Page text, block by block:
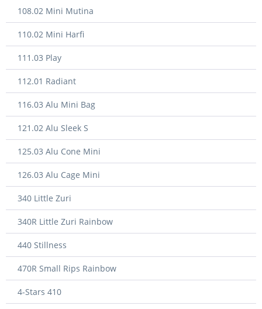
108.02 Mini Mutina
110.02 Mini Harfi
111.03 Play
112.01 Radiant
116.03 Alu Mini Bag
121.02 Alu Sleek S
125.03 Alu Cone Mini
126.03 Alu Cage Mini
340 Little Zuri
340R Little Zuri Rainbow
440 Stillness
470R Small Rips Rainbow
4-Stars 410